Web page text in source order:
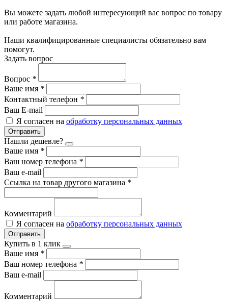
Вы можете задать любой интересующий вас вопрос по товару
или работе магазина.
Наши квалифицированные специалисты обязательно вам
помогут.
Задать вопрос
Вопрос *
Ваше имя *
Контактный телефон *
Ваш E-mail
Я согласен на обработку персональных данных
Отправить
Нашли дешевле?
Ваше имя *
Ваш номер телефона *
Ваш e-mail
Ссылка на товар другого магазина *
Комментарий
Я согласен на обработку персональных данных
Отправить
Купить в 1 клик
Ваше имя *
Ваш номер телефона *
Ваш e-mail
Комментарий